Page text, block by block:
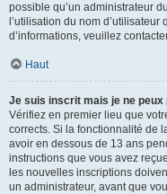
possible qu’un administrateur
l’utilisation du nom
d’informations, veuillez
Haut
Je suis inscrit mais je ne peux
Vérifiez en premier lieu que
corrects. Si la fonctionnalité de
avoir en dessous de 13 ans
instructions que vous avez
les nouvelles inscriptions
un administrateur, avant que